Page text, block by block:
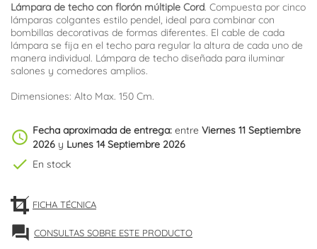
Lámpara de techo con florón múltiple Cord. Compuesta por cinco
lámparas colgantes estilo pendel, ideal para combinar con
bombillas decorativas de formas diferentes. El cable de cada
lámpara se fija en el techo para regular la altura de cada uno de
manera individual. Lámpara de techo diseñada para iluminar
salones y comedores amplios.
Dimensiones: Alto Max. 150 Cm.
schedule Fecha aproximada de entrega: entre Viernes 11 Septiembre
2026 y Lunes 14 Septiembre 2026
check En stock
FICHA TÉCNICA
forum CONSULTAS SOBRE ESTE PRODUCTO